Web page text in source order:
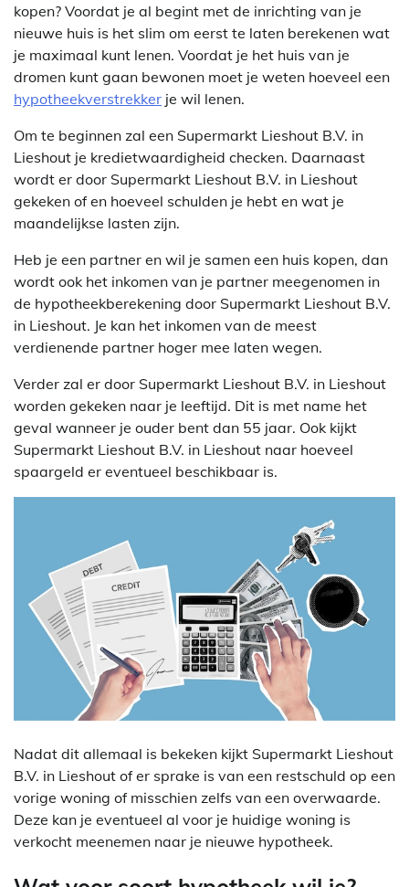
kopen? Voordat je al begint met de inrichting van je
nieuwe huis is het slim om eerst te laten berekenen wat
je maximaal kunt lenen. Voordat je het huis van je
dromen kunt gaan bewonen moet je weten hoeveel een
hypotheekverstrekker je wil lenen.
Om te beginnen zal een Supermarkt Lieshout B.V. in
Lieshout je kredietwaardigheid checken. Daarnaast
wordt er door Supermarkt Lieshout B.V. in Lieshout
gekeken of en hoeveel schulden je hebt en wat je
maandelijkse lasten zijn.
Heb je een partner en wil je samen een huis kopen, dan
wordt ook het inkomen van je partner meegenomen in
de hypotheekberekening door Supermarkt Lieshout B.V.
in Lieshout. Je kan het inkomen van de meest
verdienende partner hoger mee laten wegen.
Verder zal er door Supermarkt Lieshout B.V. in Lieshout
worden gekeken naar je leeftijd. Dit is met name het
geval wanneer je ouder bent dan 55 jaar. Ook kijkt
Supermarkt Lieshout B.V. in Lieshout naar hoeveel
spaargeld er eventueel beschikbaar is.
Nadat dit allemaal is bekeken kijkt Supermarkt Lieshout
B.V. in Lieshout of er sprake is van een restschuld op een
vorige woning of misschien zelfs van een overwaarde.
Deze kan je eventueel al voor je huidige woning is
verkocht meenemen naar je nieuwe hypotheek.